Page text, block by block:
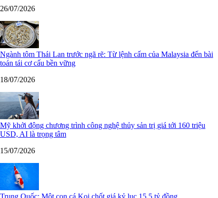
26/07/2026
Ngành tôm Thái Lan trước ngã rẽ: Từ lệnh cấm của Malaysia đến bài
toán tái cơ cấu bền vững
18/07/2026
Mỹ khởi động chương trình công nghệ thủy sản trị giá tới 160 triệu
USD, AI là trọng tâm
15/07/2026
Trung Quốc: Một con cá Koi chốt giá kỷ lục 15,5 tỷ đồng